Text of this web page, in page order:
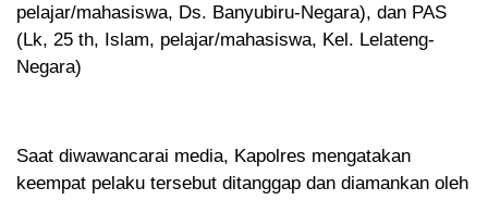
pelajar/mahasiswa, Ds. Banyubiru-Negara), dan PAS
(Lk, 25 th, Islam, pelajar/mahasiswa, Kel. Lelateng-
Negara)
Saat diwawancarai media, Kapolres mengatakan
keempat pelaku tersebut ditanggap dan diamankan oleh